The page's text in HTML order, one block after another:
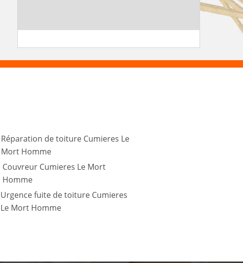
Réparation de toiture Cumieres Le
Mort Homme
Couvreur Cumieres Le Mort
Homme
Urgence fuite de toiture Cumieres
Le Mort Homme